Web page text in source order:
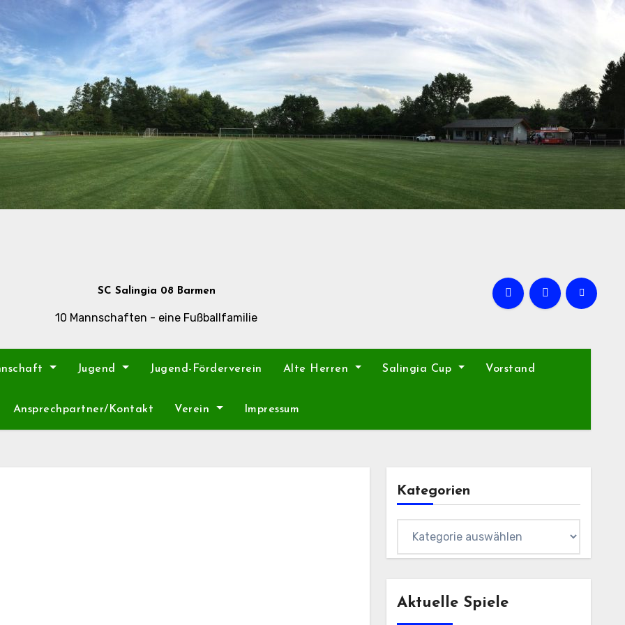
SC Salingia 08 Barmen
10 Mannschaften - eine Fußballfamilie
Jugend Jugend-Förderverein Alte Herren Salingia Cup Vorstand
Ansprechpartner/Kontakt Verein Impressum
Kategorien
Aktuelle Spiele